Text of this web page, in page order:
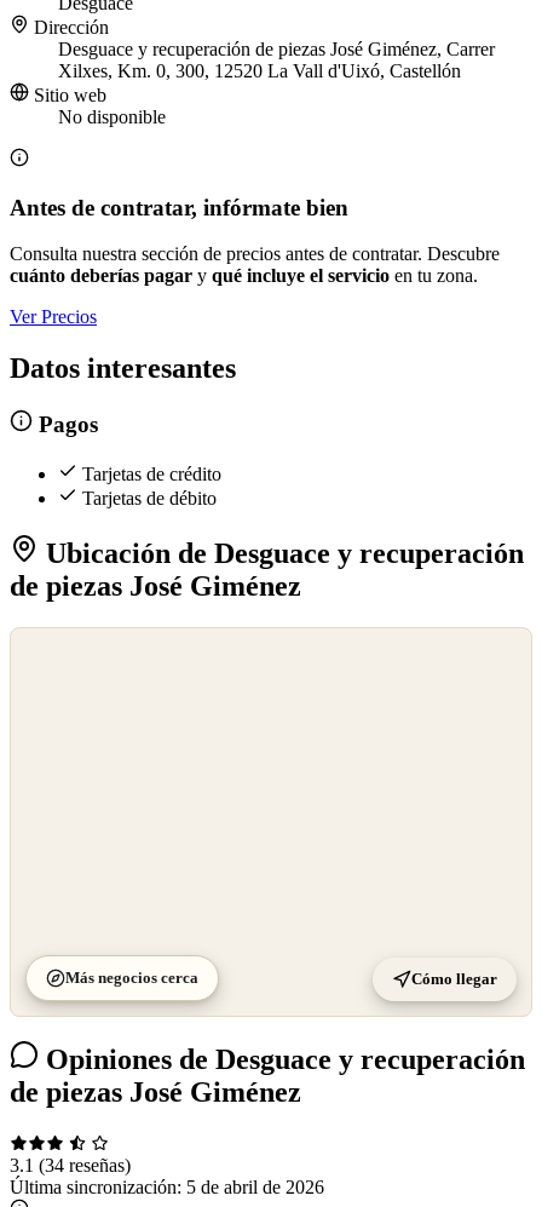
Dirección
Desguace y recuperación de piezas José Giménez, Carrer
Xilxes, Km. 0, 300, 12520 La Vall d'Uixó, Castellón
Sitio web
No disponible
Antes de contratar, infórmate bien
Consulta nuestra sección de precios antes de contratar. Descubre
cuánto deberías pagar y qué incluye el servicio en tu zona.
Ver Precios
Datos interesantes
Pagos
Tarjetas de crédito
Tarjetas de débito
Ubicación de Desguace y recuperación
de piezas José Giménez
Más negocios cerca Cómo llegar
Opiniones de Desguace y recuperación
de piezas José Giménez
3.1 (34 reseñas)
Última sincronización: 5 de abril de 2026